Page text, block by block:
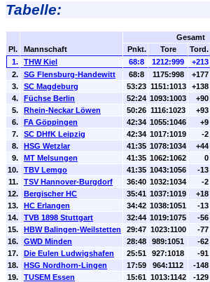
Tabelle:
Pl. Mannschaft
Gesamt
Pnkt.
Tore Tord.
1.
THW Kiel 68:8 1212:999 +213
2.
SG Flensburg-Handewitt 68:8 1175:998 +177
3.
SC Magdeburg 53:23 1151:1013 +138
4.
Füchse Berlin 52:24 1093:1003 +90
5.
Rhein-Neckar Löwen 50:26 1116:1023 +93
6.
FA Göppingen 42:34 1055:1046 +9
7.
SC DHfK Leipzig 42:34 1017:1019 -2
8.
HSG Wetzlar 41:35 1078:1034 +44
9.
MT Melsungen 41:35 1062:1062 0
10.
TBV Lemgo 41:35 1043:1056 -13
11.
TSV Hannover-Burgdorf 36:40 1032:1034 -2
12.
Bergischer HC 35:41 1037:1019 +18
13.
HC Erlangen 34:42 1038:1051 -13
14.
TVB 1898 Stuttgart 32:44 1019:1075 -56
15.
HBW Balingen-Weilstetten 29:47 1023:1100 -77
16.
GWD Minden 28:48 989:1051 -62
17.
Die Eulen Ludwigshafen 25:51 927:1018 -91
18.
HSG Nordhorn-Lingen 17:59 964:1112 -148
19.
TUSEM Essen 15:61 1013:1142 -129